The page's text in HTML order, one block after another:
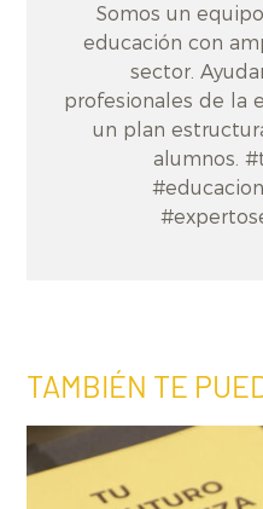
Somos un
educación con
sector.
profesionales de la
un plan
alumnos.
TAMBIÉN TE